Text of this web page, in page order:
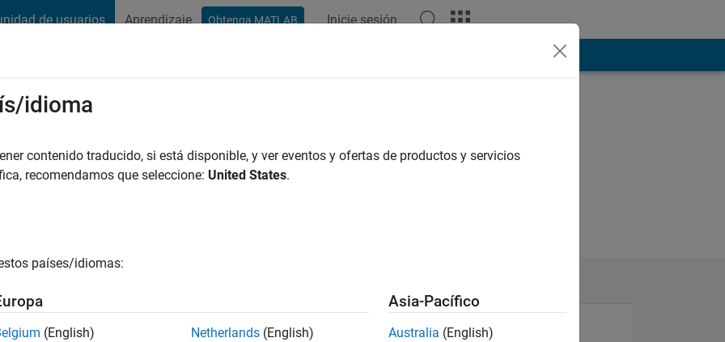
de usuarios Aprendizaje Obtenga MATLAB Inicie sesión
0
idioma
contenido traducido, si está disponible, y ver eventos y ofertas de productos y servicios
recomendamos que seleccione: United States.
países/idiomas:
(English)
Netherlands (English)
Asia-Pacífico
Australia (English)